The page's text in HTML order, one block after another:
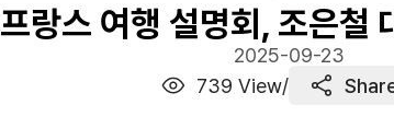
프랑스 여행 설명회, 조은철
2025-09-23
739 View/